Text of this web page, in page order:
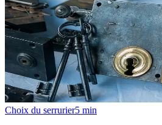
Choix du serrurier5 min